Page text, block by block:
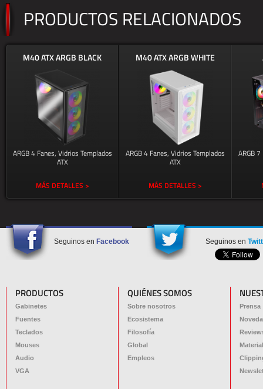
PRODUCTOS RELACIONADOS
M40 ATX ARGB BLACK
ARGB 4 Fanes, Vidrios Templados
ATX
MÁS DETALLES >
M40 ATX ARGB WHITE
ARGB 4 Fanes, Vidrios Templados
ATX
MÁS DETALLES >
ARGB
Seguinos en Facebook Seguinos en
PRODUCTOS
Gabinetes
Fuentes
Teclados
Mouses
Audio
VGA
QUIÉNES SOMOS
Sobre nosotros
Ecosistema
Filosofía
Global
Empleos
Prensa